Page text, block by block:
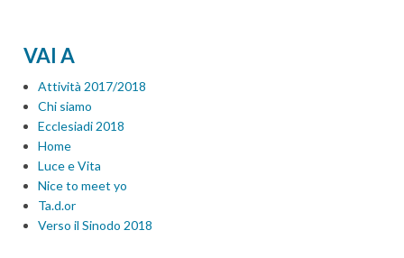
VAI A
Attività 2017/2018
Chi siamo
Ecclesiadi 2018
Home
Luce e Vita
Nice to meet yo
Ta.d.or
Verso il Sinodo 2018